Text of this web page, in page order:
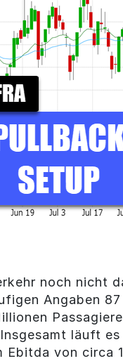
noch nicht
Angaben
läuft
Ebitda von circa